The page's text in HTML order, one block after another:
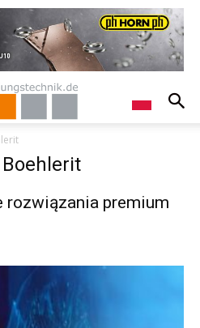
Boehlerit
rozwiązania premium